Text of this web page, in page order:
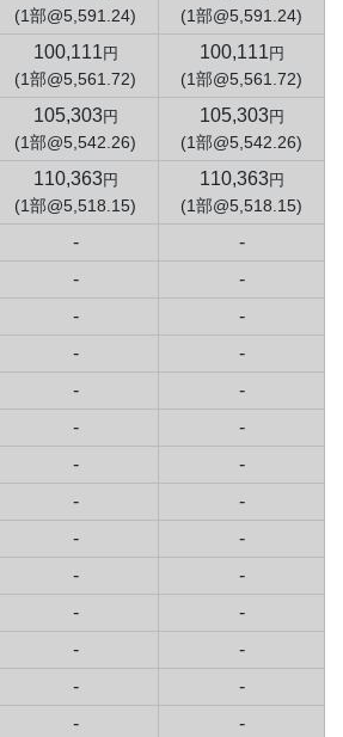
(1部@5,591.24) (1部@5,591.24)
100,111 円
(1部@5,561.72)
100,111 円
(1部@5,561.72)
105,303円
(1部@5,542.26)
105,303円
(1部@5,542.26)
110,363円
(1部@5,518.15)
110,363円
(1部@5,518.15)
-
-
-
-
-
-
-
-
-
-
-
-
-
-
-
-
-
-
-
-
-
-
-
-
-
-
-
-